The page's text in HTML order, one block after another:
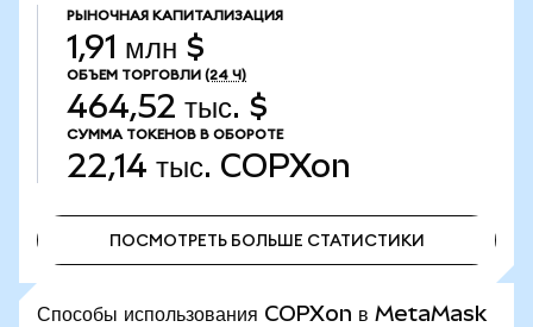
РЫНОЧНАЯ КАПИТАЛИЗАЦИЯ
1,91 млн $
ОБЪЕМ ТОРГОВЛИ (24 Ч)
464,52 тыс. $
СУММА ТОКЕНОВ В ОБОРОТЕ
22,14 тыс. COPXon
ПОСМОТРЕТЬ БОЛЬШЕ СТАТИСТИКИ
Способы использования COPXon в MetaMask